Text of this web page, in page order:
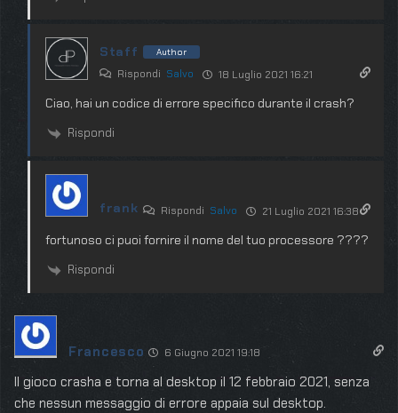
Staff Author
Rispondi Salvo 18 Luglio 2021 16:21
Ciao, hai un codice di errore specifico durante il crash?
Rispondi
frank Rispondi Salvo 21 Luglio 2021 16:38
fortunoso ci puoi fornire il nome del tuo processore ????
Rispondi
Francesco 6 Giugno 2021 19:18
Il gioco crasha e torna al desktop il 12 febbraio 2021, senza
che nessun messaggio di errore appaia sul desktop.